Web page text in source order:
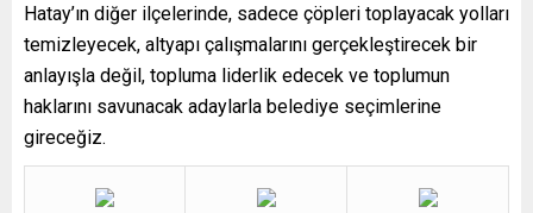
Hatay’ın diğer ilçelerinde, sadece çöpleri toplayacak yolları
temizleyecek, altyapı çalışmalarını gerçekleştirecek bir
anlayışla değil, topluma liderlik edecek ve toplumun
haklarını savunacak adaylarla belediye seçimlerine
gireceğiz.